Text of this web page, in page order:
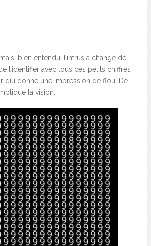
bien entendu, l’intrus a changé de
l’identifier avec tous ces petits chiffres
qui donne une impression de flou. De
la vision.